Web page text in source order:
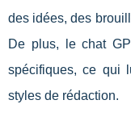
des idées, des
De plus, le chat
spécifiques, ce qui
styles de rédaction.